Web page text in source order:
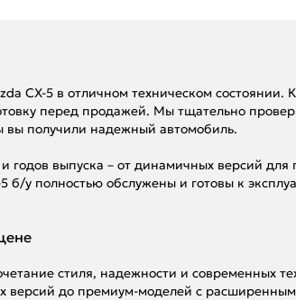
CX-5 в отличном техническом
перед продажей. Мы тщательно
вы получили надежный автомобиль.
выпуска – от динамичных версий для
у полностью обслужены и готовы к
стиля, надежности и современных
версий до премиум-моделей с